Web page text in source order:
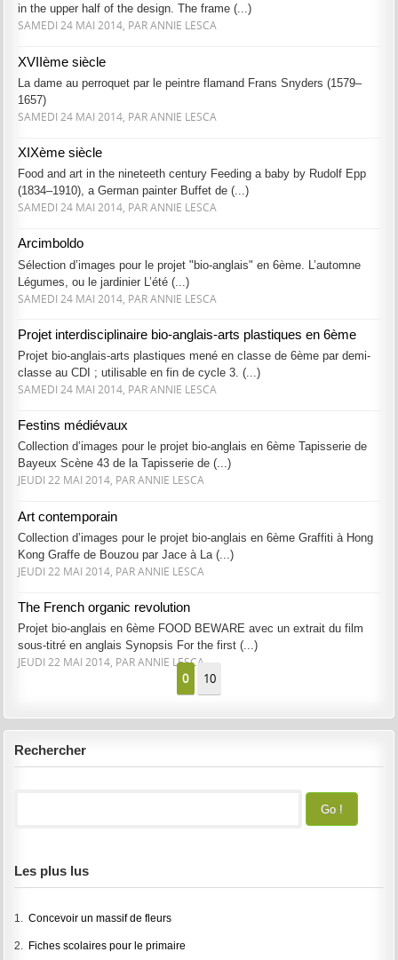
in the upper half of the design. The frame (...)
SAMEDI 24 MAI 2014, PAR ANNIE LESCA
XVIIème siècle
La dame au perroquet par le peintre flamand Frans Snyders (1579–
1657)
SAMEDI 24 MAI 2014, PAR ANNIE LESCA
XIXème siècle
Food and art in the nineteeth century Feeding a baby by Rudolf Epp
(1834–1910), a German painter Buffet de (...)
SAMEDI 24 MAI 2014, PAR ANNIE LESCA
Arcimboldo
Sélection d’images pour le projet "bio-anglais" en 6ème. L’automne
Légumes, ou le jardinier L’été (...)
SAMEDI 24 MAI 2014, PAR ANNIE LESCA
Projet interdisciplinaire bio-anglais-arts plastiques en 6ème
Projet bio-anglais-arts plastiques mené en classe de 6ème par demi-
classe au CDI ; utilisable en fin de cycle 3. (...)
SAMEDI 24 MAI 2014, PAR ANNIE LESCA
Festins médiévaux
Collection d’images pour le projet bio-anglais en 6ème Tapisserie de
Bayeux Scène 43 de la Tapisserie de (...)
JEUDI 22 MAI 2014, PAR ANNIE LESCA
Art contemporain
Collection d’images pour le projet bio-anglais en 6ème Graffiti à Hong
Kong Graffe de Bouzou par Jace à La (...)
JEUDI 22 MAI 2014, PAR ANNIE LESCA
The French organic revolution
Projet bio-anglais en 6ème FOOD BEWARE avec un extrait du film
sous-titré en anglais Synopsis For the first (...)
JEUDI 22 MAI 2014, PAR ANNIE LESCA
0 10
Rechercher
Les plus lus
1.Concevoir un massif de fleurs
2. Fiches scolaires pour le primaire